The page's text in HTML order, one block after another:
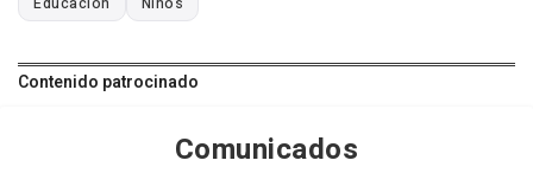
Contenido patrocinado
Comunicados